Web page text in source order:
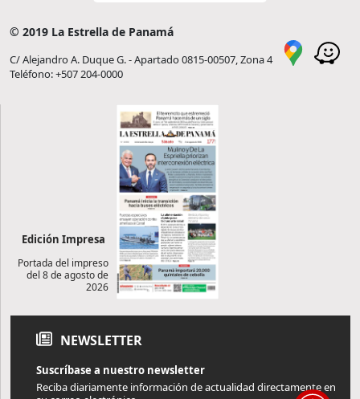
© 2019 La Estrella de Panamá
C/ Alejandro A. Duque G. - Apartado 0815-00507, Zona 4
Teléfono: +507 204-0000
Edición Impresa
Portada del impreso
del 8 de agosto de
2026
NEWSLETTER
Suscríbase a nuestro newsletter
Reciba diariamente información de actualidad directamente en